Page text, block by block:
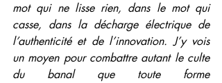
mot qui ne lisse rien, dans le mot qui
casse, dans la décharge électrique de
l’authenticité et de l’innovation. J’y vois
un moyen pour combattre autant le culte
du banal que toute forme